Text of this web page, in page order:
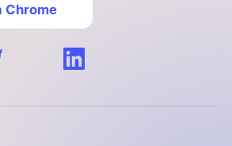
Chrome